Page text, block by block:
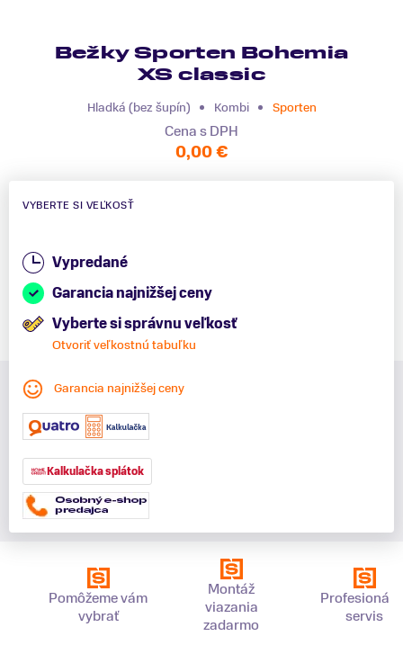
Bežky Sporten Bohemia
XS classic
Hladká (bez šupín) Kombi Sporten
Cena s DPH
0,00 €
VYBERTE SI VEĽKOSŤ
Vypredané
Garancia najnižšej ceny
Vyberte si správnu veľkosť
Otvoriť veľkostnú tabuľku
Garancia najnižšej ceny
Kalkulačka splátok
Pomôžeme vám
vybrať
Montáž
viazania
zadarmo
servis